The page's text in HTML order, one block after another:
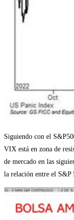
Siguiendo con el
VIX está en zona de
de mercado en las
la relación entre el